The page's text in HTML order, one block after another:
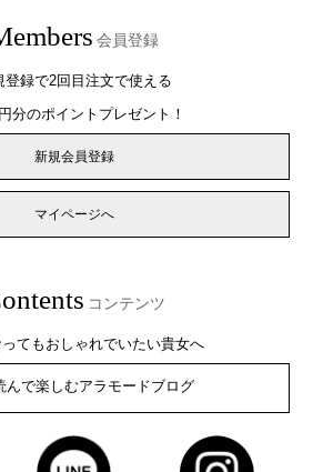
会員登録
登録で2回目注文で使える
分のポイントプレゼント！
新規会員登録
マイページへ
コンテンツ
てもおしゃれでいたい貴女へ
んで楽しむアラモードブログ